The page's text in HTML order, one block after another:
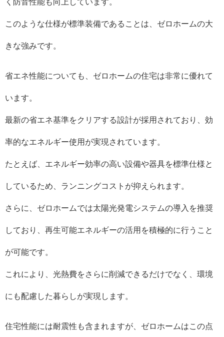
く防音性能も向上しています。
このような仕様が標準装備であることは、ゼロホームの大
きな強みです。
省エネ性能についても、ゼロホームの住宅は非常に優れて
います。
最新の省エネ基準をクリアする設計が採用されており、効
率的なエネルギー使用が実現されています。
たとえば、エネルギー効率の高い設備や器具を標準仕様と
しているため、ランニングコストが抑えられます。
さらに、ゼロホームでは太陽光発電システムの導入を推奨
しており、再生可能エネルギーの活用を積極的に行うこと
が可能です。
これにより、光熱費をさらに削減できるだけでなく、環境
にも配慮した暮らしが実現します。
住宅性能には耐震性も含まれますが、ゼロホームはこの点